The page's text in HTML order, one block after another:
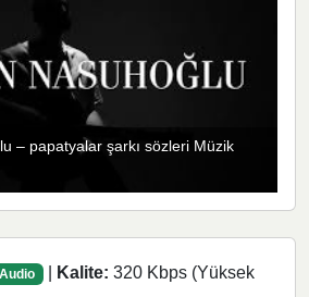
– papatyalar şarkı sözleri Müzik
| Kalite: 320 Kbps (Yüksek